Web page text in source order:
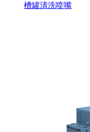
槽罐清洗喷嘴